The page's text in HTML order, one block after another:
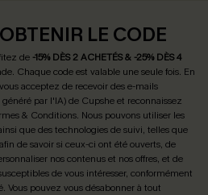
LE CODE
de -15% DÈS 2 ACHETÉS & -25% DÈS 4
Chaque code est valable une seule fois. En
acceptez de recevoir des e-mails
par l'IA) de Cupshe et reconnaissez
& Conditions. Nous pouvons utiliser les
que des technologies de suivi, telles que
de savoir si ceux-ci ont été ouverts, de
nos contenus et nos offres, et de
de vous intéresser, conformément
. Vous pouvez vous désabonner à tout